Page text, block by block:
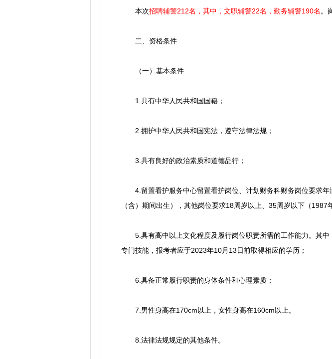
本次招聘辅警212名，其中，文职辅警22名，勤务辅警190名 。
二、资格条件
（一）基本条件
1.具有中华人民共和国国籍；
2.拥护中华人民共和国宪法，遵守法律法规；
3.具有良好的政治素质和道德品行；
4.留置看护服务中心留置看护岗位、计划财务科财务岗位要求年
（含）期间出生），其他岗位要求18周岁以上、35周岁以下（
5.具有高中以上文化程度及履行岗位职责所需的工作能力。其中
专门技能，报考者应于2023年10月13日前取得相应的学历；
6.具备正常履行职责的身体条件和心理素质；
7.男性身高在170cm以上，女性身高在160cm以上。
8.法律法规规定的其他条件。